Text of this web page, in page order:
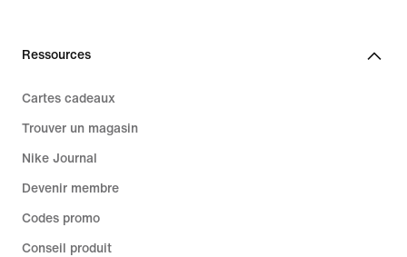
Ressources
Cartes cadeaux
Trouver un magasin
Nike Journal
Devenir membre
Codes promo
Conseil produit